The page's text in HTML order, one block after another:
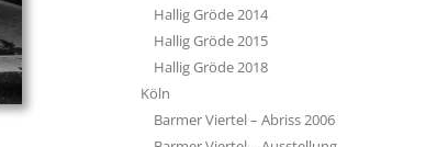
Hallig Gröde 2014
Hallig Gröde 2015
Hallig Gröde 2018
Köln
Barmer Viertel – Abriss 2006